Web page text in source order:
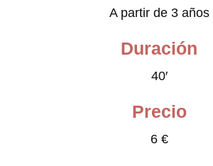
A partir de 3 años
Duración
40′
Precio
6 €